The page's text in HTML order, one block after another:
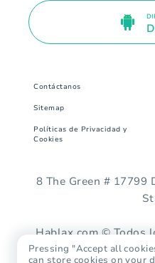
Contáctanos
Sitemap
Políticas de Privacidad y
Cookies
8 The Green # 17799
Hablax.com © Todos
Pressing "Accept all
can store cookies on your